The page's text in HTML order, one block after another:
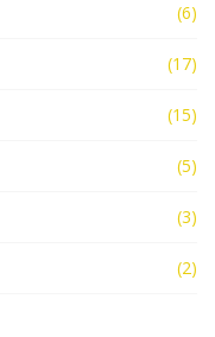
(6)
(17)
(15)
(5)
(3)
(2)